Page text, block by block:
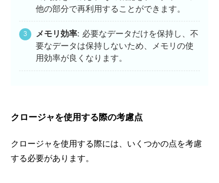
他の部分で再利用することができます。
メモリ効率: 必要なデータだけを保持し、不
要なデータは保持しないため、メモリの使
用効率が良くなります。
クロージャを使用する際の考慮点
クロージャを使用する際には、いくつかの点を考慮
する必要があります。